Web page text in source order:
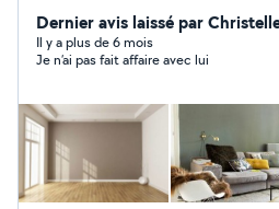
de vos attentes. Je vous accompagne dans tous vos
projets de : peinture intérieure (finition soignée)
préparation des supports (enduit,
Je travaille avec sérieux et
délais et en utilisant des
vous garantir un résultat durable. Votre satisfaction
ma priorité. Des prix adaptés à
déplacement gratuits. N'hésitez pas à me contacter
Dernier avis laissé par
Il y a plus de 6 mois
Je n’ai pas fait affaire avec lui